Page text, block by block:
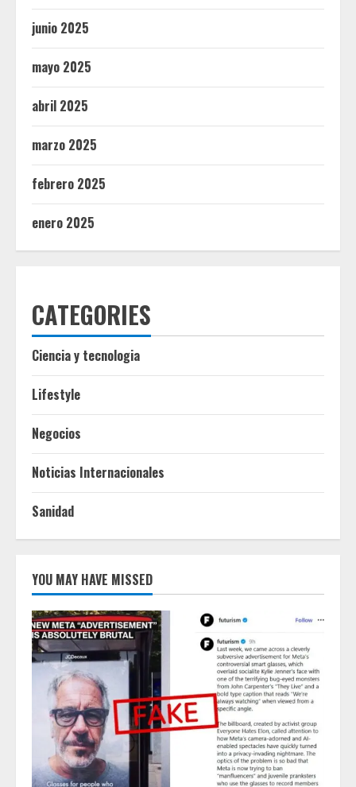
junio 2025
mayo 2025
abril 2025
marzo 2025
febrero 2025
enero 2025
CATEGORIES
Ciencia y tecnologia
Lifestyle
Negocios
Noticias Internacionales
Sanidad
YOU MAY HAVE MISSED